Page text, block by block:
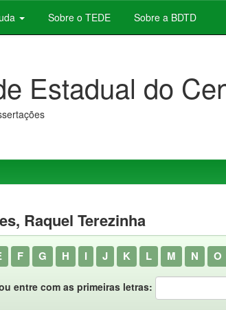
Sobre o TEDE Sobre a BDTD
Estadual do
Raquel Terezinha
F G H I J K L M N O
entre com as primeiras letras: